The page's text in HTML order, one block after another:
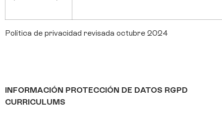
Política de privacidad revisada octubre 2024
INFORMACIÓN PROTECCIÓN DE DATOS RGPD
CURRICULUMS